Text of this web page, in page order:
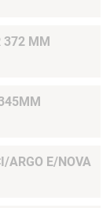
372 MM
ARGO E/NOVA